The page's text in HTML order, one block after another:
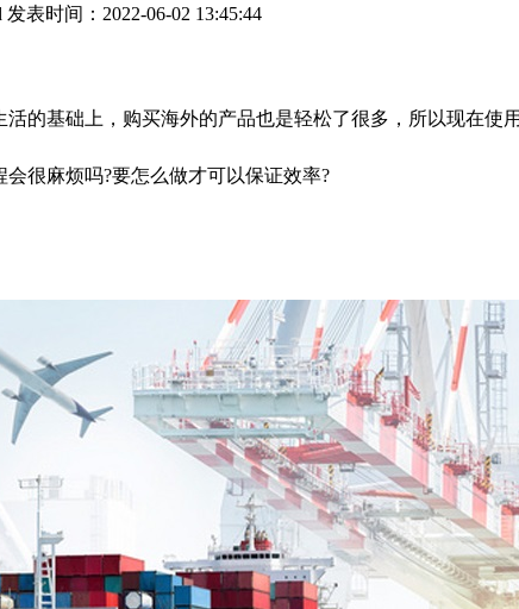
发表时间：2022-06-02 13:45:44
础上，购买海外的产品也是轻松了很多，所以现在使
很麻烦吗?要怎么做才可以保证效率?